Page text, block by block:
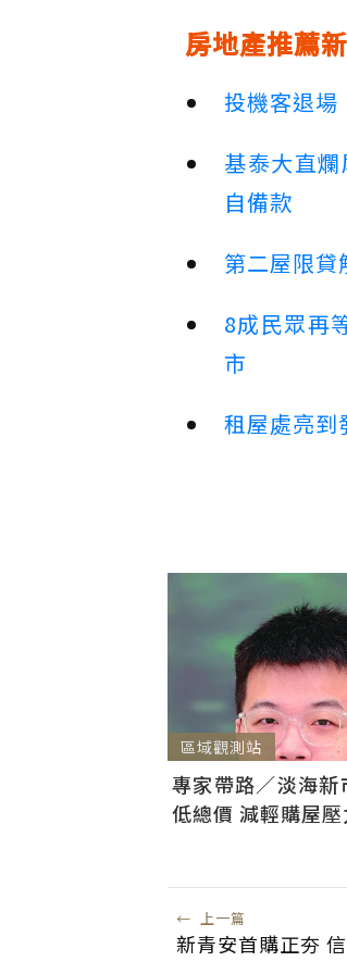
房地產推薦
投機客退場
基泰大直
自備款
第二屋限貸
8成民眾再
市
租屋處亮到
區域觀測站
專家帶路／淡海新
低總價 減輕購屋壓
← 上一篇
新青安首購正夯